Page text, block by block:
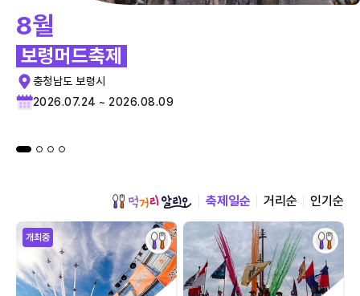
8월
보령머드축제
충청남도 보령시
2026.07.24 ~ 2026.08.09
축제일순 거리순 인기순
개최중